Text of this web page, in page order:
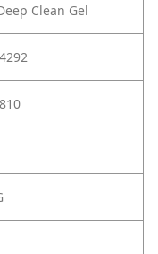
Clean Gel